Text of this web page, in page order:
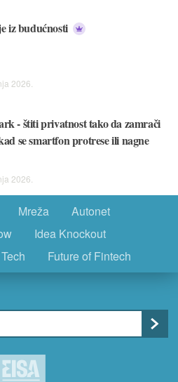
iz budućnosti
2026.
- štiti privatnost tako da zamrači
se smartfon protrese ili nagne
2026.
Mreža
Autonet
Idea Knockout
Future of Fintech